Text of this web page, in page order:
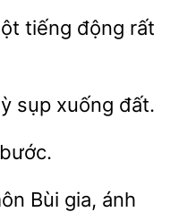
động rất
xuống đất.
Bùi gia, ánh